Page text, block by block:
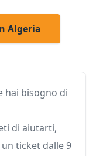
Algeria
hai bisogno di
di aiutarti,
ticket dalle 9